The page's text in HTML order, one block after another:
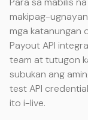
makipag-
mga katanungan
Payout API
team at tutugon
subukan ang
test API
ito i-live.